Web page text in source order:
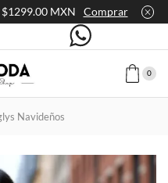
$1299.00 MXN Comprar
0
Navideños